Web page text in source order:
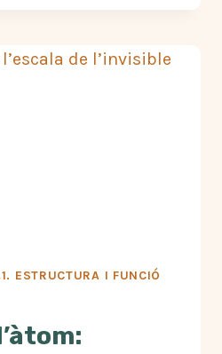
ESTRUCTURA I FUNCIÓ